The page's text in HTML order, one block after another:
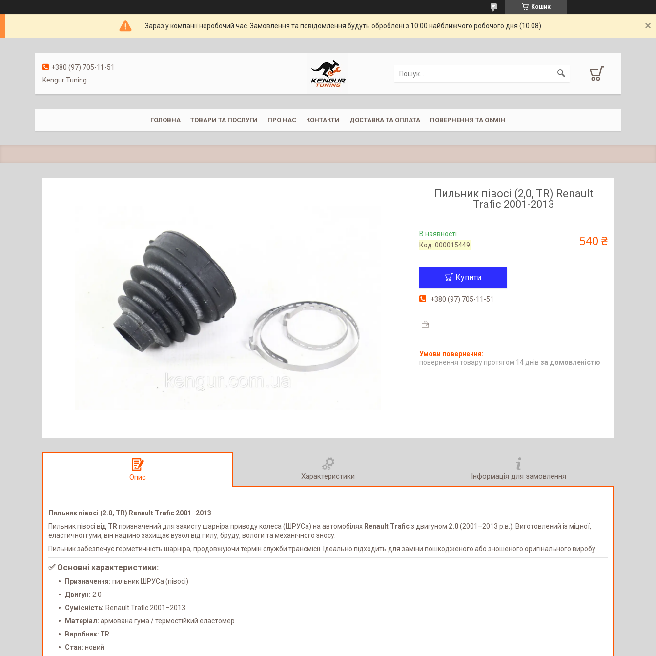
Кошик
Зараз у компанії неробочий час. Замовлення та повідомлення будуть оброблені з 10:00 найближчого робочого дня (10.08).
+380 (97) 705-11-51
Kengur Tuning
ГОЛОВНА ТОВАРИ ТА ПОСЛУГИ ПРО НАС КОНТАКТИ ДОСТАВКА ТА ОПЛАТА ПОВЕРНЕННЯ ТА ОБМІН
Пильник півосі (2,0, TR) Renault
Trafic 2001-2013
В наявності
Код:000015449 540 ₴
Купити
+380 (97) 705-11-51
повернення товару протягом 14 днів за домовленістю
Опис Характеристики Інформація для замовлення
Пильник півосі (2.0, TR) Renault Trafic 2001–2013
Пильник півосі від TR призначений для захисту шарніра приводу колеса (ШРУСа) на автомобілях Renault Traficз двигуном 2.0(2001–2013 р.в.). Виготовлений із міцної,
еластичної гуми, він надійно захищає вузол від пилу, бруду, вологи та механічного зносу.
Пильник забезпечує герметичність шарніра, продовжуючи термін служби трансмісії. Ідеально підходить для заміни пошкодженого або зношеного оригінального виробу.
✅ Основні характеристики:
Призначення: пильник ШРУСа (півосі)
Двигун: 2.0
Сумісність: Renault Trafic 2001–2013
Матеріал: армована гума / термостійкий еластомер
Виробник: TR
Стан: новий